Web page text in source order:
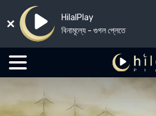
HilalPlay
বিনামূল্যে - গুগল প্লেতে